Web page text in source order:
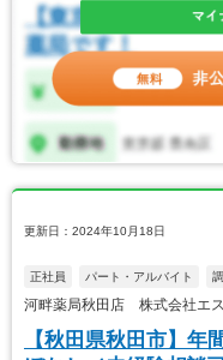
更新日：2024年10月18日
正社員 パート・アルバイト
河畔薬局秋田店 株式会社エ
【秋田県秋田市】年